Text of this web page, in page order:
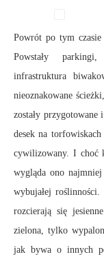
Powrót po tym czasie
Powstały
infrastruktura
nieoznakowane
zostały przygotowane
desek na torfowiskach
cywilizowany. I choć
wygląda ono
wybujałej
rozcierają się
zielona, tylko
jak bywa o innych